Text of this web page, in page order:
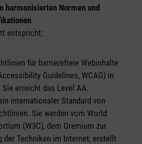
harmonisierten Normen und
entspricht:
für barrierefreie Webinhalte
Guidelines, WCAG) in
erreicht das Level AA.
internationaler Standard von
Sie werden vom World
(W3C), dem Gremium zur
der Techniken im Internet, erstellt